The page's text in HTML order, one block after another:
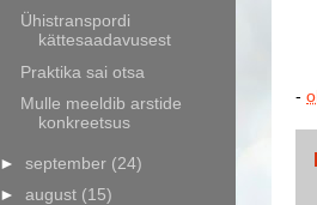
-
Ühistranspordi
kättesaadavusest
Praktika sai otsa
Mulle meeldib arstide
konkreetsus
► september (24)
► august (15)